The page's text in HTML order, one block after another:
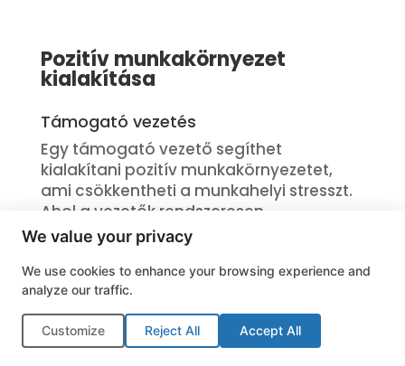
Pozitív munkakörnyezet
kialakítása
Támogató vezetés
Egy támogató vezető segíthet
kialakítani pozitív munkakörnyezetet,
ami csökkentheti a munkahelyi stresszt.
Ahol a vezetők rendszeresen
kommunikálnak dolgozóikkal,
meghallgatják aggodalmaikat és
figyelembe veszik javaslataikat,
támogatják őket a munkahelyi kihívások
kezelésében, ott nemcsak a munkahelyi
stressz csökken, hanem növekszik a
We value your privacy
We use cookies to enhance your browsing experience and
analyze our traffic.
Customize Reject All Accept All